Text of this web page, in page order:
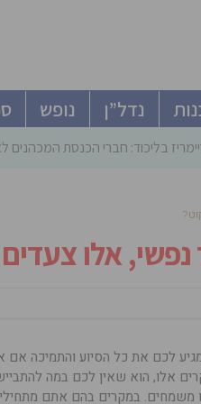
נדל”ן נופש
בליכוד: חברי הכנסת המכהנים לא
אלו צעדים
לכם את כל הסיוע והתמיכה אם
אלו, הוא שאין לכם במה
משמחים. במקרים בהם אתם